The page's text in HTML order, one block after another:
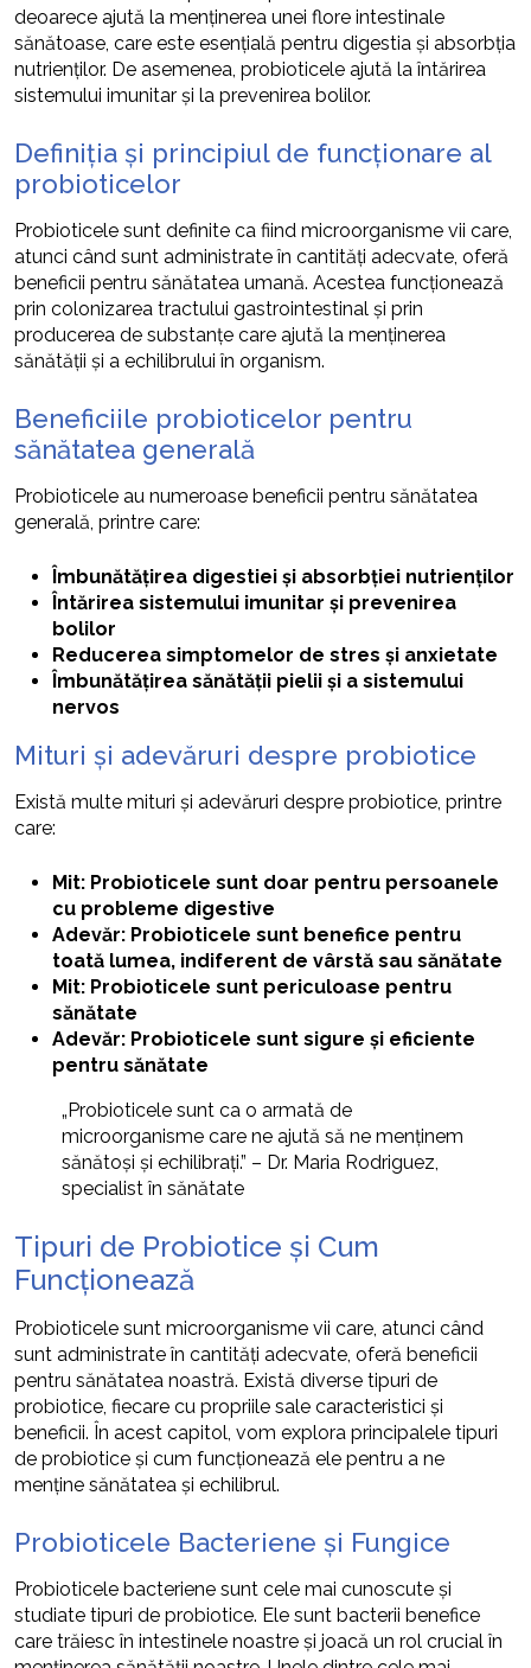
deoarece ajută la menținerea unei flore intestinale
sănătoase, care este esențială pentru digestia și absorbția
nutrienților. De asemenea, probioticele ajută la întărirea
sistemului imunitar și la prevenirea bolilor.
Definiția și principiul de funcționare al
probioticelor
Probioticele sunt definite ca fiind microorganisme vii care,
atunci când sunt administrate în cantități adecvate, oferă
beneficii pentru sănătatea umană. Acestea funcționează
prin colonizarea tractului gastrointestinal și prin
producerea de substanțe care ajută la menținerea
sănătății și a echilibrului în organism.
Beneficiile probioticelor pentru
sănătatea generală
Probioticele au numeroase beneficii pentru sănătatea
generală, printre care:
Îmbunătățirea digestiei și absorbției nutrienților
Întărirea sistemului imunitar și prevenirea
bolilor
Reducerea simptomelor de stres și anxietate
Îmbunătățirea sănătății pielii și a sistemului
nervos
Mituri și adevăruri despre probiotice
Există multe mituri și adevăruri despre probiotice, printre
care:
Mit: Probioticele sunt doar pentru persoanele
cu probleme digestive
Adevăr: Probioticele sunt benefice pentru
toată lumea, indiferent de vârstă sau sănătate
Mit: Probioticele sunt periculoase pentru
sănătate
Adevăr: Probioticele sunt sigure și eficiente
pentru sănătate
„Probioticele sunt ca o armată de
microorganisme care ne ajută să ne menținem
sănătoși și echilibrați.” – Dr. Maria Rodriguez,
specialist în sănătate
Tipuri de Probiotice și Cum
Funcționează
Probioticele sunt microorganisme vii care, atunci când
sunt administrate în cantități adecvate, oferă beneficii
pentru sănătatea noastră. Există diverse tipuri de
probiotice, fiecare cu propriile sale caracteristici și
beneficii. În acest capitol, vom explora principalele tipuri
de probiotice și cum funcționează ele pentru a ne
menține sănătatea și echilibrul.
Probioticele Bacteriene și Fungice
Probioticele bacteriene sunt cele mai cunoscute și
studiate tipuri de probiotice. Ele sunt bacterii benefice
care trăiesc în intestinele noastre și joacă un rol crucial în